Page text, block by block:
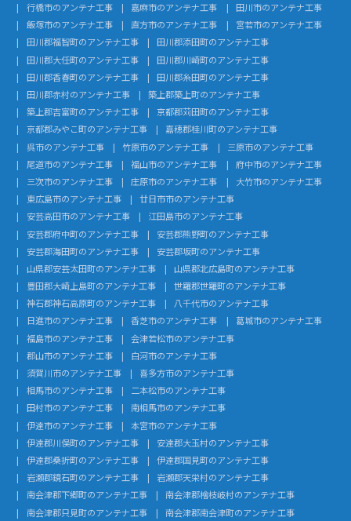
行橋市のアンテナ工事
嘉麻市のアンテナ工事
田川市のアンテナ工事
飯塚市のアンテナ工事
直方市のアンテナ工事
宮若市のアンテナ工事
田川郡福智町のアンテナ工事
田川郡添田町のアンテナ工事
田川郡大任町のアンテナ工事
田川郡川崎町のアンテナ工事
田川郡香春町のアンテナ工事
田川郡糸田町のアンテナ工事
田川郡赤村のアンテナ工事
築上郡築上町のアンテナ工事
築上郡吉富町のアンテナ工事
京都郡苅田町のアンテナ工事
京都郡みやこ町のアンテナ工事
嘉穂郡桂川町のアンテナ工事
呉市のアンテナ工事
竹原市のアンテナ工事
三原市のアンテナ工事
尾道市のアンテナ工事
福山市のアンテナ工事
府中市のアンテナ工事
三次市のアンテナ工事
庄原市のアンテナ工事
大竹市のアンテナ工事
東広島市のアンテナ工事
廿日市市のアンテナ工事
安芸高田市のアンテナ工事
江田島市のアンテナ工事
安芸郡府中町のアンテナ工事
安芸郡熊野町のアンテナ工事
安芸郡海田町のアンテナ工事
安芸郡坂町のアンテナ工事
山県郡安芸太田町のアンテナ工事
山県郡北広島町のアンテナ工事
豊田郡大崎上島町のアンテナ工事
世羅郡世羅町のアンテナ工事
神石郡神石高原町のアンテナ工事
八千代市のアンテナ工事
日進市のアンテナ工事
香芝市のアンテナ工事
葛城市のアンテナ工事
福島市のアンテナ工事
会津若松市のアンテナ工事
郡山市のアンテナ工事
白河市のアンテナ工事
須賀川市のアンテナ工事
喜多方市のアンテナ工事
相馬市のアンテナ工事
二本松市のアンテナ工事
田村市のアンテナ工事
南相馬市のアンテナ工事
伊達市のアンテナ工事
本宮市のアンテナ工事
伊達郡川俣町のアンテナ工事
安達郡大玉村のアンテナ工事
伊達郡桑折町のアンテナ工事
伊達郡国見町のアンテナ工事
岩瀬郡鏡石町のアンテナ工事
岩瀬郡天栄村のアンテナ工事
南会津郡下郷町のアンテナ工事
南会津郡檜枝岐村のアンテナ工事
南会津郡只見町のアンテナ工事
南会津郡南会津町のアンテナ工事